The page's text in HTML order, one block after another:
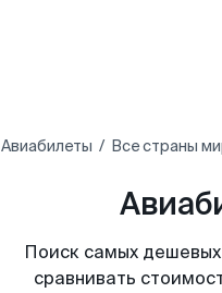
Авиабилеты Все страны
Поиск самых
сравнивать